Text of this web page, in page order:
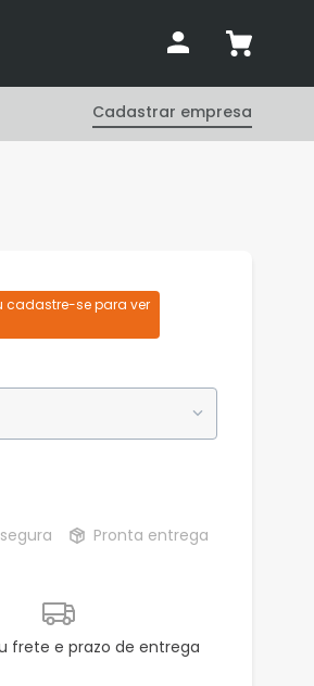
Cadastrar empresa
cadastre-se para ver
Pronta entrega
frete e prazo de entrega